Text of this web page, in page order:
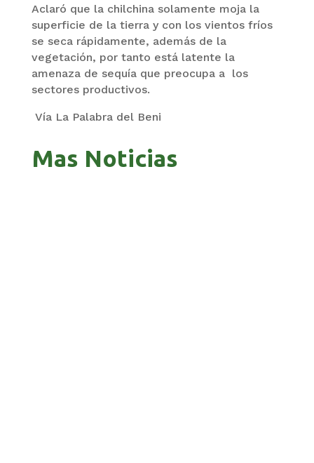
Aclaró que la chilchina solamente moja la
superficie de la tierra y con los vientos fríos
se seca rápidamente, además de la
vegetación, por tanto está latente la
amenaza de sequía que preocupa a los
sectores productivos.
Vía La Palabra del Beni
Mas Noticias